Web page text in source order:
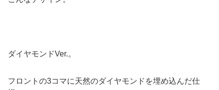
ダイヤモンドVer.。
フロントの3コマに天然のダイヤモンドを埋め込んだ仕